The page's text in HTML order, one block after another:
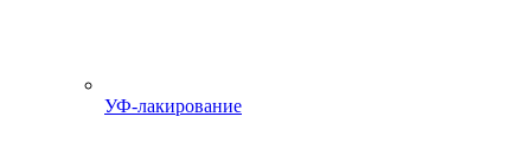
УФ-лакирование